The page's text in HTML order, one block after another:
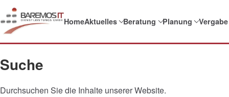
HomeAktuelles Beratung Planung Vergabe
Suche
Durchsuchen Sie die Inhalte unserer Website.